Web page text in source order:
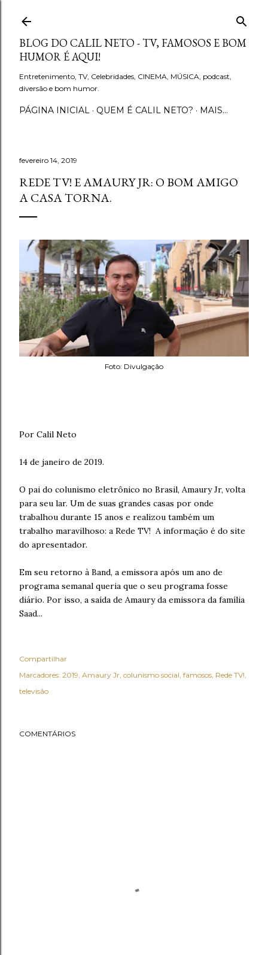
Pular para o conteúdo principal
BLOG DO CALIL NETO - TV, FAMOSOS E BOM
HUMOR É AQUI!
Entretenimento, TV, Celebridades, CINEMA, MÚSICA, podcast,
diversão e bom humor.
PÁGINA INICIAL QUEM É CALIL NETO? MAIS…
fevereiro 14, 2019
REDE TV! E AMAURY JR: O BOM AMIGO
A CASA TORNA.
Foto: Divulgação
Por Calil Neto
14 de janeiro de 2019.
O pai do colunismo eletrônico no Brasil, Amaury Jr, volta
para seu lar. Um de suas grandes casas por onde
trabalhou durante 15 anos e realizou também um
trabalho maravilhoso: a Rede TV! A informação é do site
do apresentador.
Em seu retorno à Band, a emissora após um ano de
programa semanal queria que o seu programa fosse
diário. Por isso, a saída de Amaury da emissora da família
Saad...
Compartilhar
Marcadores: 2019 Amaury Jr colunismo social famosos Rede TV!
televisão
COMENTÁRIOS